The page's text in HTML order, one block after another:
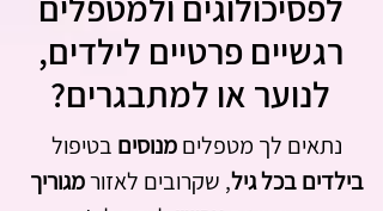
רגשיים פרטיים לילדים,
לנוער או למתבגרים?
נתאים לך מטפלים מנוסים בטיפול
בילדים בכל גיל, שקרובים לאזור מגוריך